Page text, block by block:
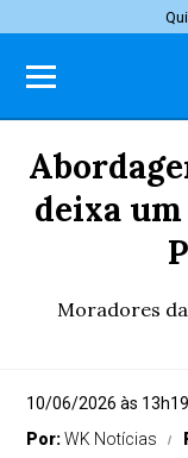
deixa
Moradores
10/06/2026 às 13h19
Por:WK Notícias